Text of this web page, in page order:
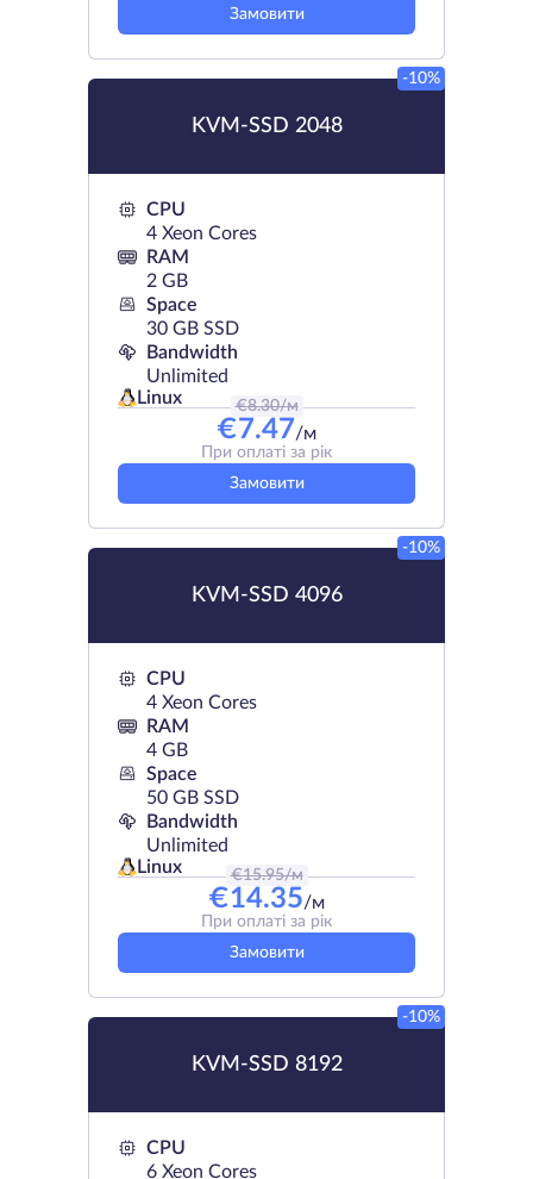
Замовити
KVM-SSD 2048
-10%
CPU
4 Xeon Cores
RAM
2 GB
Space
30 GB SSD
Bandwidth
Unlimited
Linux
€8.30/м
€7.47/м
При оплаті за рік
Замовити
KVM-SSD 4096
-10%
CPU
4 Xeon Cores
RAM
4 GB
Space
50 GB SSD
Bandwidth
Unlimited
Linux
€15.95/м
€14.35/м
При оплаті за рік
Замовити
KVM-SSD 8192
-10%
CPU
6 Xeon Cores